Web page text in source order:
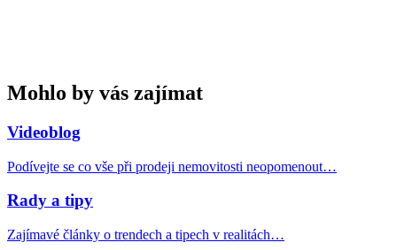
Mohlo by vás zajímat
Videoblog
Podívejte se co vše při prodeji nemovitosti neopomenout…
Rady a tipy
Zajímavé články o trendech a tipech v realitách…